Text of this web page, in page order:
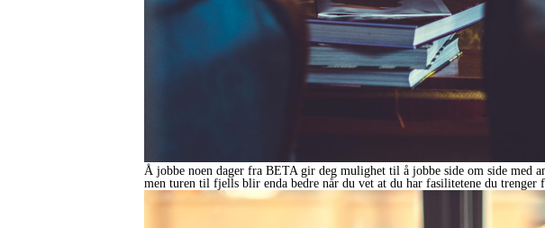
Å jobbe noen dager fra BETA gir deg mulighet til å jobbe side om side med
men turen til fjells blir enda bedre når du vet at du har fasilitetene du trenger